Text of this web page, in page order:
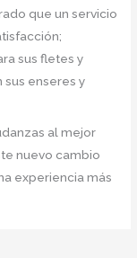
que un servicio
sus fletes y
enseres y
al mejor
nuevo cambio
experiencia más